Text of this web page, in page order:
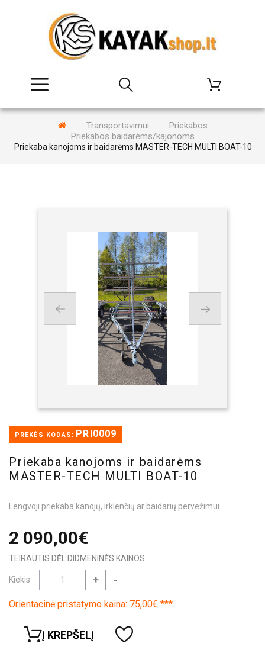
Transportavimui
Priekabos
Priekabos baidarėms/kajonoms
Priekaba kanojoms ir baidarėms MASTER-TECH MULTI BOAT-10
PREKĖS KODAS: PRI0009
Priekaba kanojoms ir baidarėms
MASTER-TECH MULTI BOAT-10
Lengvoji priekaba kanojų, irklenčių ar baidarių pervežimui
2 090,00€
TEIRAUTIS DĖL DIDMENINĖS KAINOS
Kiekis + -
Orientacinė pristatymo kaina: 75,00€ ***
Į KREPŠELĮ